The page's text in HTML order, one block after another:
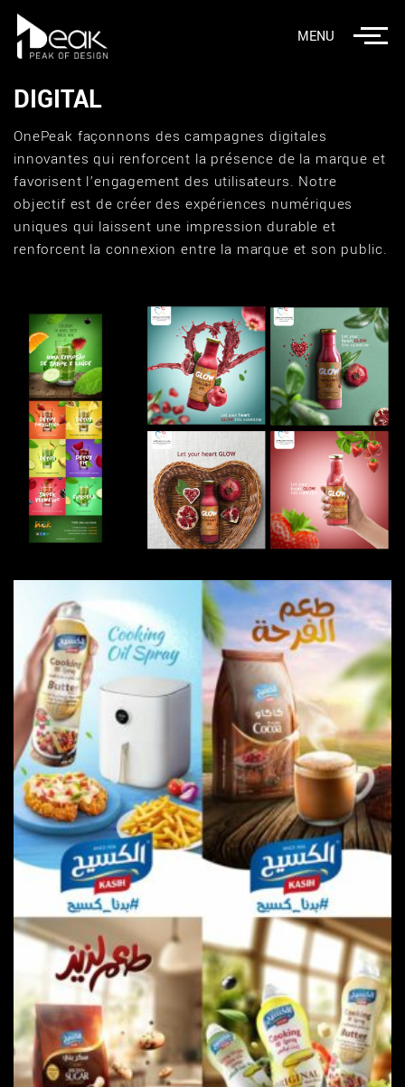
MENU
DIGITAL
OnePeak façonnons des campagnes digitales
innovantes qui renforcent la présence de la marque et
favorisent l’engagement des utilisateurs. Notre
objectif est de créer des expériences numériques
uniques qui laissent une impression durable et
renforcent la connexion entre la marque et son public.